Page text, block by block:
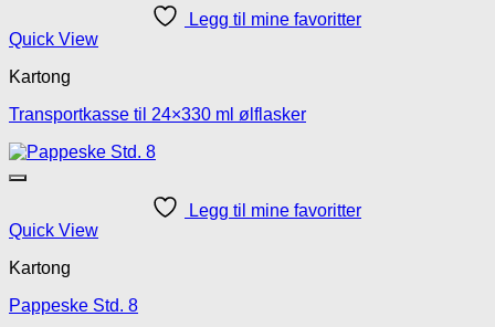
Legg til mine favoritter
Quick View
Kartong
Transportkasse til 24×330 ml ølflasker
Legg til mine favoritter
Quick View
Kartong
Pappeske Std. 8